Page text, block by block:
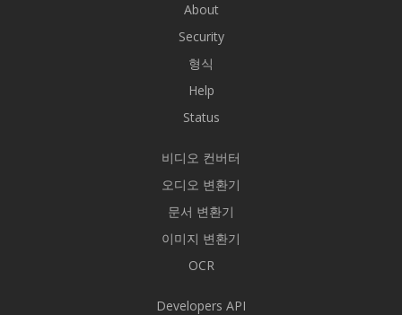
About
Security
형식
Help
Status
비디오 컨버터
오디오 변환기
문서 변환기
이미지 변환기
OCR
Developers API